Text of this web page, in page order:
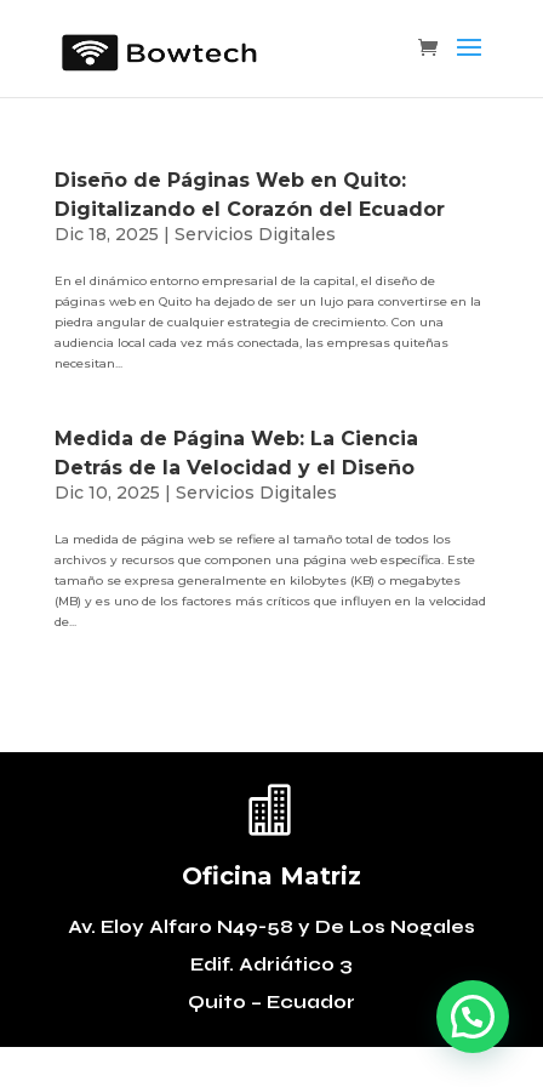
Diseño de Páginas Web en Quito:
Digitalizando el Corazón del Ecuador
Dic 18, 2025 | Servicios Digitales
En el dinámico entorno empresarial de la capital, el diseño de
páginas web en Quito ha dejado de ser un lujo para convertirse en la
piedra angular de cualquier estrategia de crecimiento. Con una
audiencia local cada vez más conectada, las empresas quiteñas
necesitan...
Medida de Página Web: La Ciencia
Detrás de la Velocidad y el Diseño
Dic 10, 2025 | Servicios Digitales
La medida de página web se refiere al tamaño total de todos los
archivos y recursos que componen una página web específica. Este
tamaño se expresa generalmente en kilobytes (KB) o megabytes
(MB) y es uno de los factores más críticos que influyen en la velocidad
de...

Oficina Matriz
Av. Eloy Alfaro N49-58 y De Los Nogales
Edif. Adriático 3
Quito – Ecuador